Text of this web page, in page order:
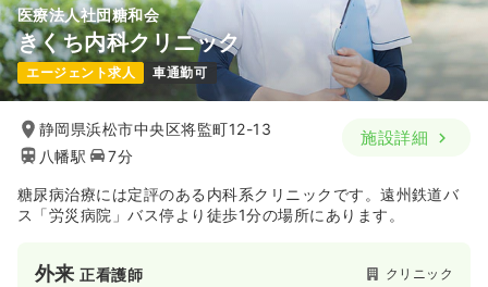
日勤のみ（パート） 一時募集休止
給与 時給1,550円
時間 7:30～16:30
担当業務未経験可
第二新卒可 時給1,500円以上可
気になる
医療法人社団糖和会
きくち内科クリニック
エージェント求人 車通勤可
静岡県浜松市中央区将監町12-13
八幡駅
7分
施設詳細
糖尿病治療には定評のある内科系クリニックです。遠州鉄道バ
ス「労災病院」バス停より徒歩1分の場所にあります。
外来正看護師 クリニック